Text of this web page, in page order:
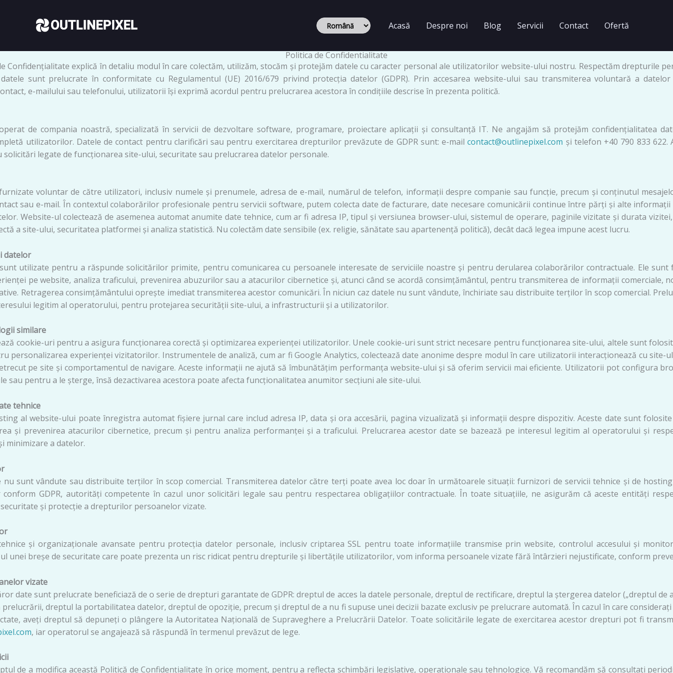
o
limbă
Acasă Despre noi Blog Servicii Contact Ofertă
Politica de Confidentialitate
Confidențialitate explică în detaliu modul în care colectăm, utilizăm, stocăm și protejăm datele cu caracter personal ale utilizatorilor website-ului nostru. Respectăm drepturile
sunt prelucrate în conformitate cu Regulamentul (UE) 2016/679 privind protecția datelor (GDPR). Prin accesarea website-ului sau transmiterea voluntară a
e-mailului sau telefonului, utilizatorii își exprimă acordul pentru prelucrarea acestora în condițiile descrise în prezenta politică.
de compania noastră, specializată în servicii de dezvoltare software, programare, proiectare aplicații și consultanță IT. Ne angajăm să protejăm confidențialitatea
utilizatorilor. Datele de contact pentru clarificări sau pentru exercitarea drepturilor prevăzute de GDPR sunt: e-mailcontact@outlinepixel.com și telefon +40 790 833 622.
legate de funcționarea site-ului, securitate sau prelucrarea datelor personale.
voluntar de către utilizatori, inclusiv numele și prenumele, adresa de e-mail, numărul de telefon, informații despre companie sau funcție, precum și conținutul
sau e-mail. În contextul colaborărilor profesionale pentru servicii software, putem colecta date de facturare, date necesare comunicării continue între părți și alte
Website-ul colectează de asemenea automat anumite date tehnice, cum ar fi adresa IP, tipul și versiunea browser-ului, sistemul de operare, paginile vizitate și durata
a site-ului, securitatea platformei și analiza statistică. Nu colectăm date sensibile (ex. religie, sănătate sau apartenență politică), decât dacă legea impune acest lucru.
datelor
utilizate pentru a răspunde solicitărilor primite, pentru comunicarea cu persoanele interesate de serviciile noastre și pentru derularea colaborărilor contractuale. Ele
pe website, analiza traficului, prevenirea abuzurilor sau a atacurilor cibernetice și, atunci când se acordă consimțământul, pentru transmiterea de informații comerciale,
Retragerea consimțământului oprește imediat transmiterea acestor comunicări. În niciun caz datele nu sunt vândute, închiriate sau distribuite terților în scop comercial.
legitim al operatorului, pentru protejarea securității site-ului, a infrastructurii și a utilizatorilor.
similare
cookie-uri pentru a asigura funcționarea corectă și optimizarea experienței utilizatorilor. Unele cookie-uri sunt strict necesare pentru funcționarea site-ului, altele sunt
personalizarea experienței vizitatorilor. Instrumentele de analiză, cum ar fi Google Analytics, colectează date anonime despre modul în care utilizatorii interacționează cu site-
pe site și comportamentul de navigare. Aceste informații ne ajută să îmbunătățim performanța website-ului și să oferim servicii mai eficiente. Utilizatorii pot configura
sau pentru a le șterge, însă dezactivarea acestora poate afecta funcționalitatea anumitor secțiuni ale site-ului.
tehnice
al website-ului poate înregistra automat fișiere jurnal care includ adresa IP, data și ora accesării, pagina vizualizată și informații despre dispozitiv. Aceste date sunt
și prevenirea atacurilor cibernetice, precum și pentru analiza performanței și a traficului. Prelucrarea acestor date se bazează pe interesul legitim al operatorului și
minimizare a datelor.
nu sunt vândute sau distribuite terților în scop comercial. Transmiterea datelor către terți poate avea loc doar în următoarele situații: furnizori de servicii tehnice și de
GDPR, autorități competente în cazul unor solicitări legale sau pentru respectarea obligațiilor contractuale. În toate situațiile, ne asigurăm că aceste entități
și protecție a drepturilor persoanelor vizate.
și organizaționale avansate pentru protecția datelor personale, inclusiv criptarea SSL pentru toate informațiile transmise prin website, controlul accesului și
unei breșe de securitate care poate prezenta un risc ridicat pentru drepturile și libertățile utilizatorilor, vom informa persoanele vizate fără întârzieri nejustificate, conform
vizate
date sunt prelucrate beneficiază de o serie de drepturi garantate de GDPR: dreptul de acces la datele personale, dreptul de rectificare, dreptul la ștergerea datelor („dreptul de
dreptul la portabilitatea datelor, dreptul de opoziție, precum și dreptul de a nu fi supuse unei decizii bazate exclusiv pe prelucrare automată. În cazul în care
aveți dreptul să depuneți o plângere la Autoritatea Națională de Supraveghere a Prelucrării Datelor. Toate solicitările legate de exercitarea acestor drepturi pot fi
, iar operatorul se angajează să răspundă în termenul prevăzut de lege.
de a modifica această Politică de Confidențialitate în orice moment, pentru a reflecta schimbări legislative, operaționale sau tehnologice. Vă recomandăm să consultați